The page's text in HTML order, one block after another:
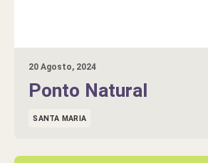
20 Agosto, 2024
Ponto Natural
SANTA MARIA